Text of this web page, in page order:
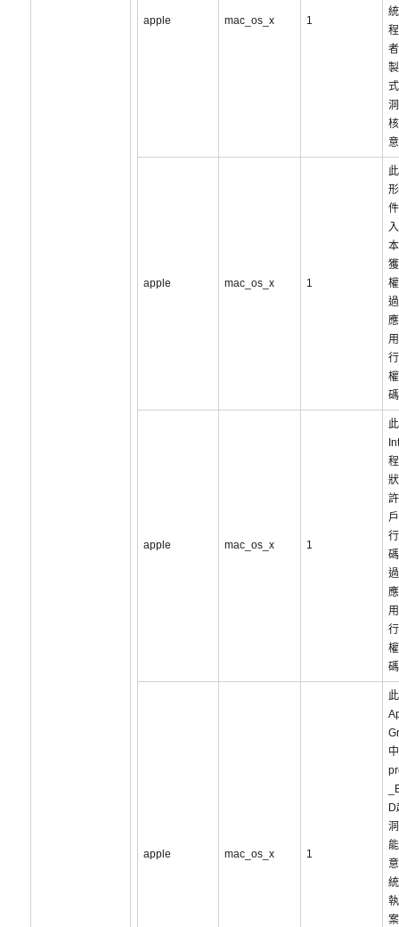
apple mac_os_x 1
apple mac_os_x 1
apple mac_os_x 1
apple mac_os_x 1